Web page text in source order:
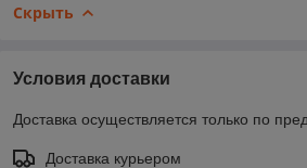
Скрыть
Условия доставки
Доставка осуществляется только по
Доставка курьером